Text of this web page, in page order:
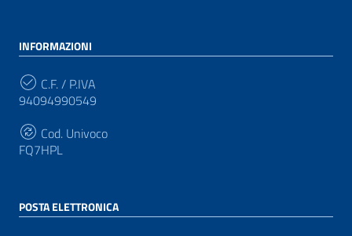
INFORMAZIONI
C.F. / P.IVA
94094990549
Cod. Univoco
FQ7HPL
POSTA ELETTRONICA